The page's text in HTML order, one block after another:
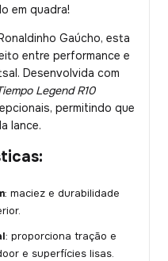
em quadra!
Gaúcho, esta
entre performance e
Desenvolvida com
Legend R10
permitindo que
lance.
: maciez e durabilidade
: proporciona tração e
e superfícies lisas.